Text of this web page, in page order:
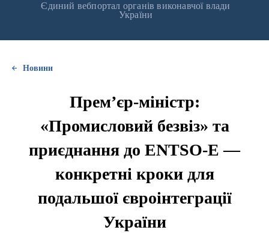
Єдиний вебпортал органів виконавчої влади
України
Новини
Прем’єр-міністр:
«Промисловий безвіз» та
приєднання до ENTSO-E —
конкретні кроки для
подальшої євроінтеграції
України